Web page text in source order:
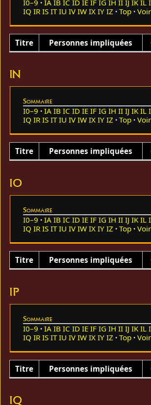
I0–9 IA IB IC ID IE IF IG IH II IJ IK IL
IQ IR IS IT IU IV IW IX IY IZ Top
Titre Personnes impliquées
IN
Sommaire
I0–9 IA IB IC ID IE IF IG IH II IJ IK IL
IQ IR IS IT IU IV IW IX IY IZ Top
Titre Personnes impliquées
IO
Sommaire
I0–9 IA IB IC ID IE IF IG IH II IJ IK IL
IQ IR IS IT IU IV IW IX IY IZ Top
Titre Personnes impliquées
IP
Sommaire
I0–9 IA IB IC ID IE IF IG IH II IJ IK IL
IQ IR IS IT IU IV IW IX IY IZ Top
Titre Personnes impliquées
IQ